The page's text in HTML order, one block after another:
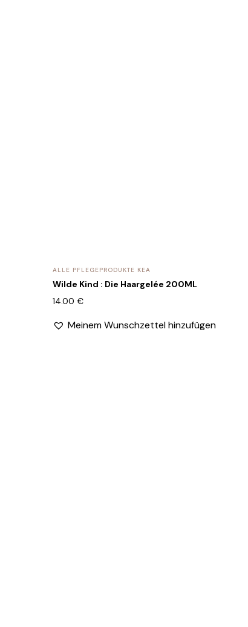
ALLE PFLEGEPRODUKTE KEA
Wilde Kind : Die Haargelée 200ML
14.00 €
Meinem Wunschzettel hinzufügen